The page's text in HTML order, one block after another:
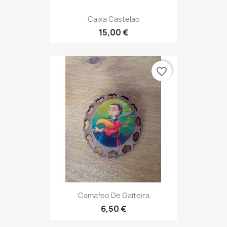
Caixa Castelao
15,00 €
Camafeo De Gaiteira
6,50 €
favorite_border